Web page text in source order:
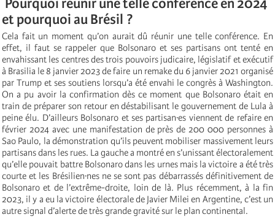
et pourquoi au Brésil ?
Cela fait un moment qu’on aurait dû réunir une telle conférence. En
effet, il faut se rappeler que Bolsonaro et ses partisans ont tenté en
envahissant les centres des trois pouvoirs judicaire, législatif et exécutif
à Brasilia le 8 janvier 2023 de faire un remake du 6 janvier 2021 organisé
par Trump et ses soutiens lorsqu’a été envahi le congrès à Washington.
On a pu avoir la confirmation dès ce moment que Bolsonaro était en
train de préparer son retour en déstabilisant le gouvernement de Lula à
peine élu. D’ailleurs Bolsonaro et ses partisan·es viennent de refaire en
février 2024 avec une manifestation de près de 200 000 personnes à
Sao Paulo, la démonstration qu’ils peuvent mobiliser massivement leurs
partisans dans les rues. La gauche a montré en s’unissant électoralement
qu’elle pouvait battre Bolsonaro dans les urnes mais la victoire a été très
courte et les Brésilien·nes ne se sont pas débarrassés définitivement de
Bolsonaro et de l’extrême-droite, loin de là. Plus récemment, à la fin
2023, il y a eu la victoire électorale de Javier Milei en Argentine, c’est un
autre signal d’alerte de très grande gravité sur le plan continental.